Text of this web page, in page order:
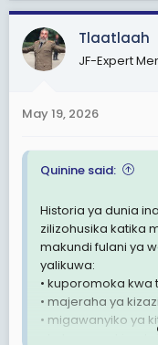
a
c
t
i
s
Tlaatlaah
JF-Expert
May 19, 2026
Quinine said:
Historia ya dunia
zilizohusika katika
makundi fulani ya
yalikuwa:
• kuporomoka kwa
• majeraha ya
• migawanyiko ya
• hukumu za